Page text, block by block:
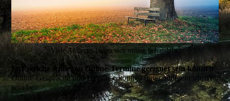
Viele Anliegen lassen sich online behandeln.
Für welche Anliegen Online-Termine geeignet sein können
Online-Gespräche und Hypnose können unter anderem sinnvoll
sein bei: